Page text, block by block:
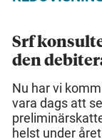
Srf
den
Nu har vi
vara dags att
helst under